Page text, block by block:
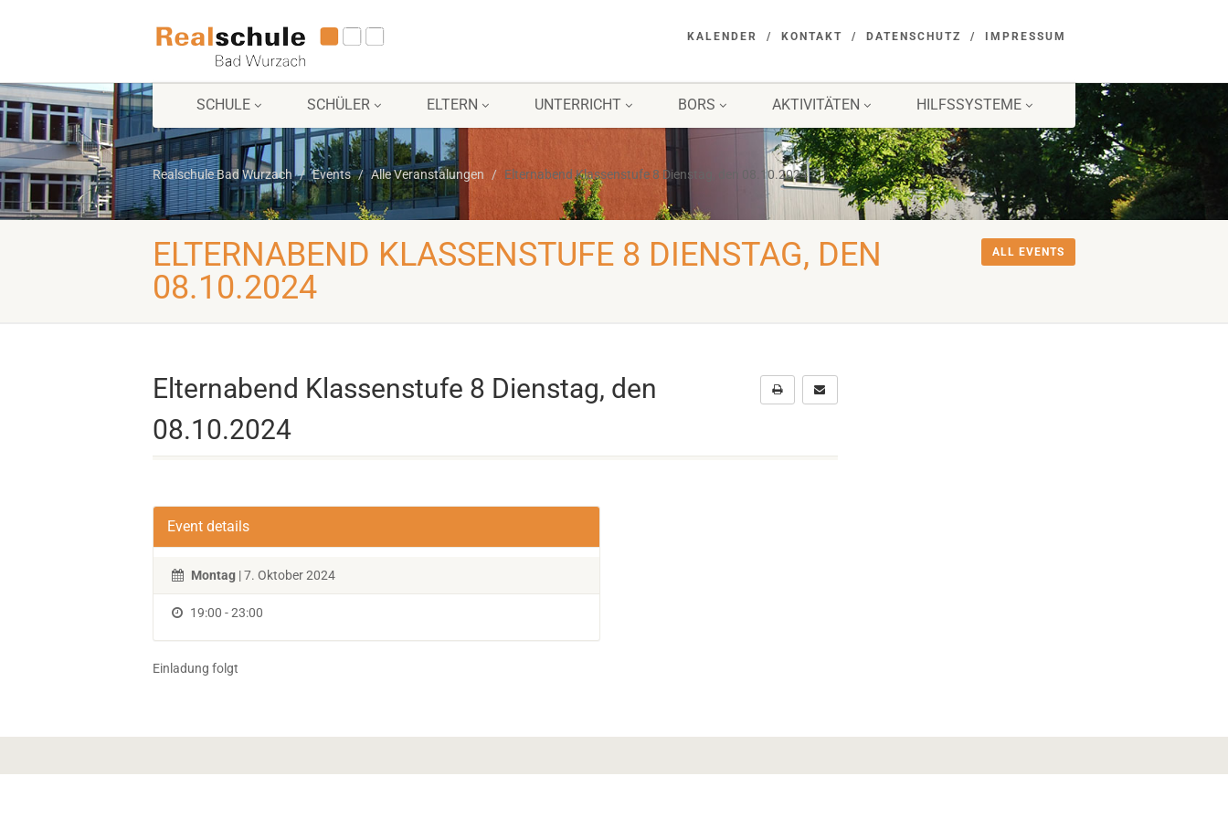
KALENDER KONTAKT DATENSCHUTZ IMPRESSUM
SCHULE SCHÜLER ELTERN UNTERRICHT BORS AKTIVITÄTEN HILFSSYSTEME
Realschule Bad Wurzach Events Alle Veranstalungen Elternabend Klassenstufe 8 Dienstag, den 08.10.2024
ELTERNABEND KLASSENSTUFE 8 DIENSTAG, DEN
08.10.2024
ALL EVENTS
Elternabend Klassenstufe 8 Dienstag, den
08.10.2024
Event details
Montag | 7. Oktober 2024
19:00 - 23:00
Einladung folgt